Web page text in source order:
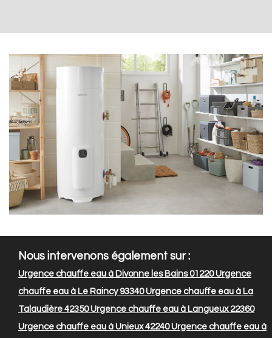
Nous intervenons également sur :
Urgence chauffe eau à Divonne les Bains 01220Urgence
chauffe eau à Le Raincy 93340Urgence chauffe eau à La
Talaudière 42350Urgence chauffe eau à Langueux 22360
Urgence chauffe eau à Unieux 42240Urgence chauffe eau à